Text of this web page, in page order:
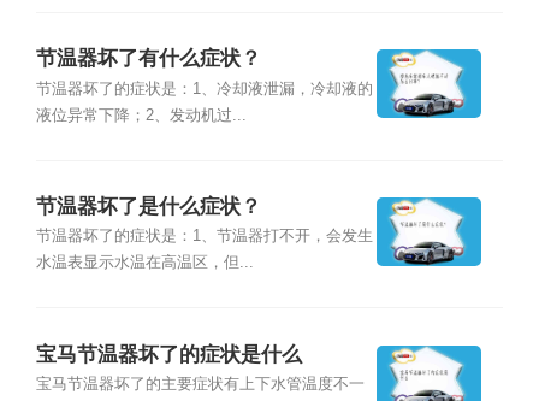
节温器坏了有什么症状？
节温器坏了的症状是：1、冷却液泄漏，冷却液的
液位异常下降；2、发动机过...
节温器坏了是什么症状？
节温器坏了的症状是：1、节温器打不开，会发生
水温表显示水温在高温区，但...
宝马节温器坏了的症状是什么
宝马节温器坏了的主要症状有上下水管温度不一